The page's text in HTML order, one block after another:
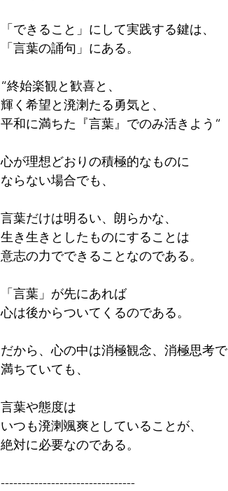
「できること」にして実践する鍵は、
「言葉の誦句」にある。
“終始楽観と歓喜と、
輝く希望と溌溂たる勇気と、
平和に満ちた『言葉』でのみ活きよう“
心が理想どおりの積極的なものに
ならない場合でも、
言葉だけは明るい、朗らかな、
生き生きとしたものにすることは
意志の力でできることなのである。
「言葉」が先にあれば
心は後からついてくるのである。
だから、心の中は消極観念、消極思考で
満ちていても、
言葉や態度は
いつも溌溂颯爽としていることが、
絶対に必要なのである。
--------------------------------